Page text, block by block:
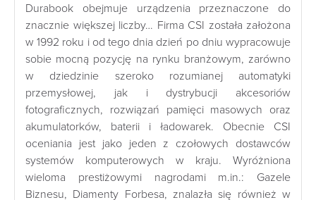
Durabook obejmuje urządzenia przeznaczone do
znacznie większej liczby… Firma CSI została założona
w 1992 roku i od tego dnia dzień po dniu wypracowuje
sobie mocną pozycję na rynku branżowym, zarówno
w dziedzinie szeroko rozumianej automatyki
przemysłowej, jak i dystrybucji akcesoriów
fotograficznych, rozwiązań pamięci masowych oraz
akumulatorków, baterii i ładowarek. Obecnie CSI
oceniania jest jako jeden z czołowych dostawców
systemów komputerowych w kraju. Wyróżniona
wieloma prestiżowymi nagrodami m.in.: Gazele
Biznesu, Diamenty Forbesa, znalazła się również w